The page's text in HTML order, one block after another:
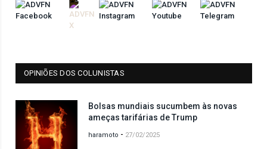
OPINIÕES DOS COLUNISTAS
Bolsas mundiais sucumbem às novas
ameças tarifárias de Trump
haramoto - 27/02/2025